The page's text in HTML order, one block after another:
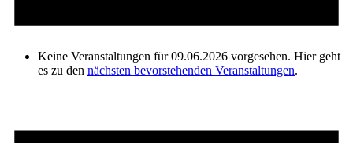
Keine Veranstaltungen für 09.06.2026 vorgesehen. Hier geht
es zu den nächsten bevorstehenden Veranstaltungen.